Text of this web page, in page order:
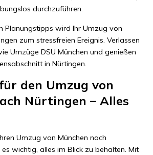
durchzuführen.
Planungstipps wird Ihr Umzug von
zum stressfreien Ereignis. Verlassen
Umzüge DSU München und genießen
in Nürtingen.
den Umzug von
Nürtingen – Alles
Umzug von München nach
wichtig, alles im Blick zu behalten. Mit